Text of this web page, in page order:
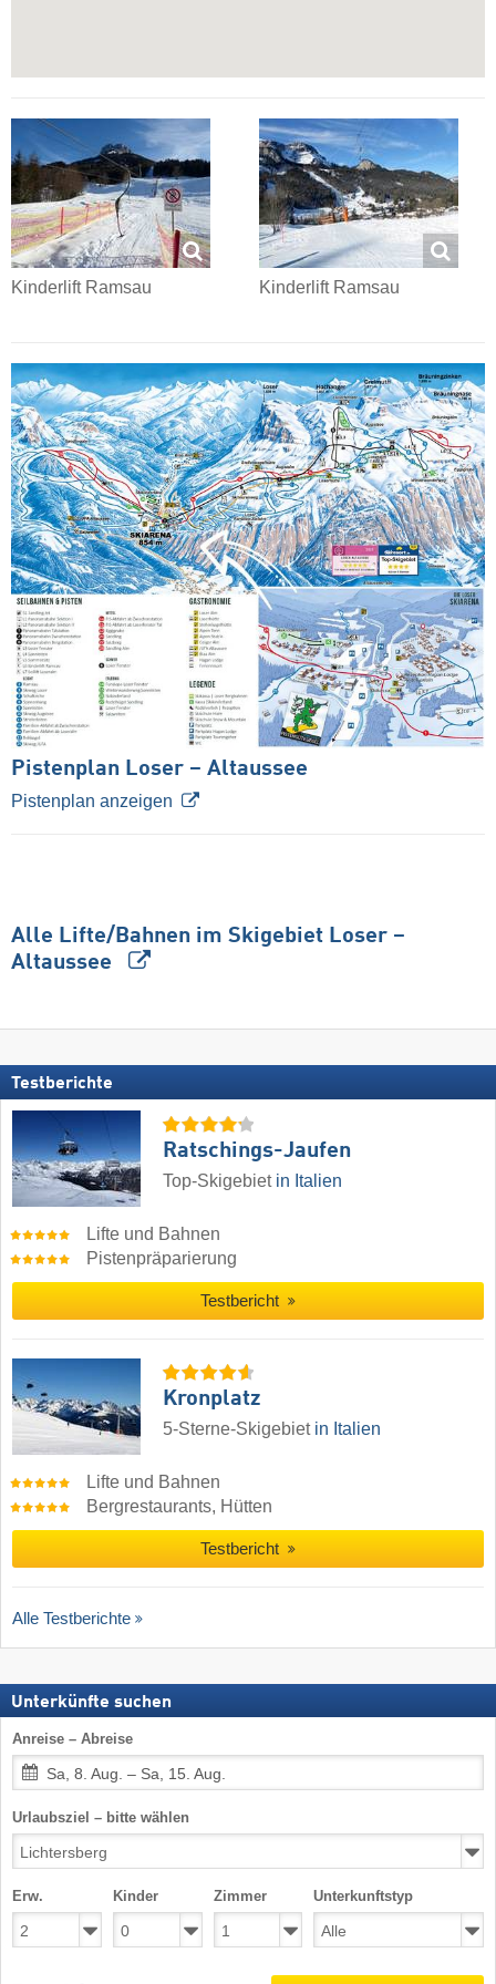
Kinderlift Ramsau Kinderlift Ramsau
Pistenplan Loser – Altaussee
Pistenplan anzeigen
Alle Lifte/Bahnen im Skigebiet Loser –
Altaussee
Testberichte
Ratschings-Jaufen
Top-Skigebiet in Italien
Lifte und Bahnen
Pistenpräparierung
Testbericht
Kronplatz
5-Sterne-Skigebiet in Italien
Lifte und Bahnen
Bergrestaurants, Hütten
Testbericht
Alle Testberichte
Unterkünfte suchen
Anreise – Abreise
Sa, 8. Aug. – Sa, 15. Aug.
Urlaubsziel – bitte wählen
Erw. Kinder Zimmer Unterkunftstyp